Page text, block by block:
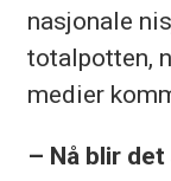
nasjonale
totalpotten,
medier
– Nå blir